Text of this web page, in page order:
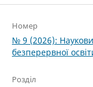
Номер
№ 9 (2026):
безперервної
Розділ